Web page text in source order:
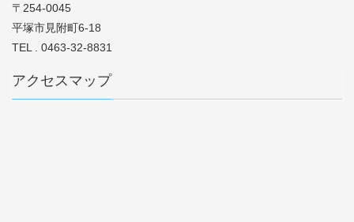
〒254-0045
平塚市見附町6-18
TEL . 0463-32-8831
アクセスマップ